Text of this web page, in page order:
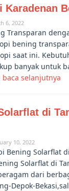
Karadenan
6, 2022
Transparan
bening
saat ini.
banyak untuk
baca selanjutnya
di
10, 2022
Bening Solarflat
Solarflat di
dari
Depok-